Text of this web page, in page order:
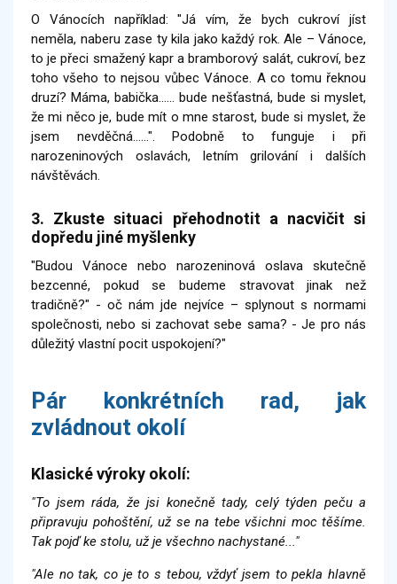
O Vánocích například: "Já vím, že bych cukroví jíst
neměla, naberu zase ty kila jako každý rok. Ale – Vánoce,
to je přeci smažený kapr a bramborový salát, cukroví, bez
toho všeho to nejsou vůbec Vánoce. A co tomu řeknou
druzí? Máma, babička...... bude nešťastná, bude si myslet,
že mi něco je, bude mít o mne starost, bude si myslet, že
jsem nevděčná…...". Podobně to funguje i při
narozeninových oslavách, letním grilování i dalších
návštěvách.
3. Zkuste situaci přehodnotit a nacvičit si
dopředu jiné myšlenky
"Budou Vánoce nebo narozeninová oslava skutečně
bezcenné, pokud se budeme stravovat jinak než
tradičně?" - oč nám jde nejvíce – splynout s normami
společnosti, nebo si zachovat sebe sama? - Je pro nás
důležitý vlastní pocit uspokojení?"
Pár konkrétních rad, jak
zvládnout okolí
Klasické výroky okolí:
"To jsem ráda, že jsi konečně tady, celý týden peču a
připravuju pohoštění, už se na tebe všichni moc těšíme.
Tak pojď ke stolu, už je všechno nachystané..."
"Ale no tak, co je to s tebou, vždyť jsem to pekla hlavně